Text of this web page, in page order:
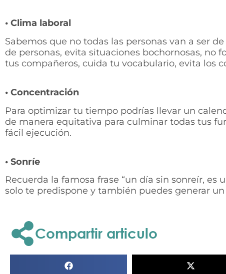
• Clima laboral
Sabemos que no todas las personas van a ser
de personas, evita situaciones bochornosas, no
tus compañeros, cuida tu vocabulario, evita los
• Concentración
Para optimizar tu tiempo podrías llevar un
de manera equitativa para culminar todas tus
fácil ejecución.
• Sonríe
Recuerda la famosa frase “un día sin sonreír,
solo te predispone y también puedes generar
Compartir articulo